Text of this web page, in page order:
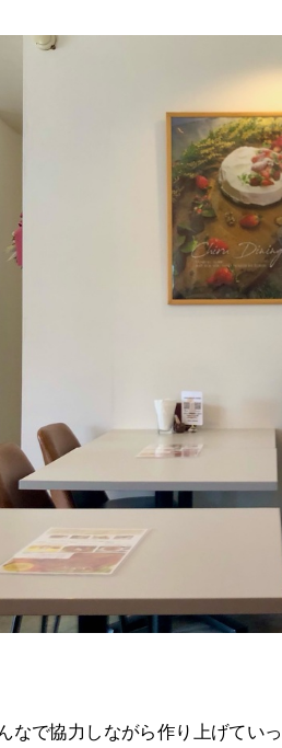
なで協力しながら作り上げてい